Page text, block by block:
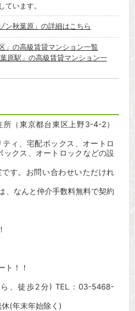
ています。
ン秋葉原」の詳細はこちら
」の高級賃貸マンション一覧
原駅」の高級賃貸マンション一
所（東京都台東区上野3-4-2）
ィ、宅配ボックス、オートロ
クス、オートロックなどの設
す。お問い合わせいただけれ
、なんと仲介手数料無料で契約
ト！！
、徒歩2分) TEL：03-5468-
(年末年始除く)